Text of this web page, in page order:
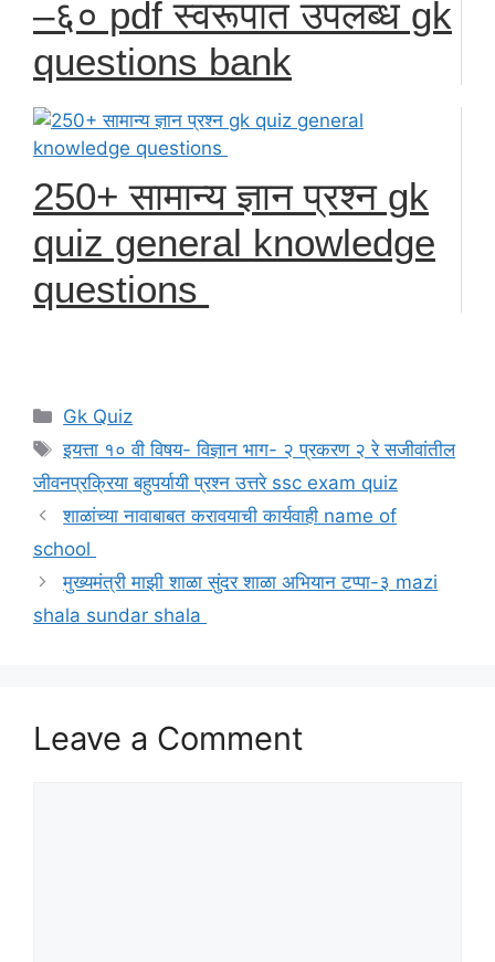
–६० pdf स्वरूपात उपलब्ध gk
questions bank
250+ सामान्य ज्ञान प्रश्न gk
quiz general knowledge
questions
Categories
Gk Quiz
Tags
इयत्ता १० वी विषय- विज्ञान भाग- २ प्रकरण २ रे सजीवांतील
जीवनप्रक्रिया बहुपर्यायी प्रश्न उत्तरे ssc exam quiz
शाळांच्या नावाबाबत करावयाची कार्यवाही name of
school
मुख्यमंत्री माझी शाळा सुंदर शाळा अभियान टप्पा-३ mazi
shala sundar shala
Leave a Comment